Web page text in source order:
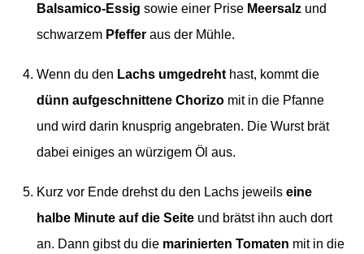
Balsamico-Essig sowie einer Prise Meersalz und
schwarzem Pfeffer aus der Mühle.
Wenn du den Lachs umgedreht hast, kommt die
dünn aufgeschnittene Chorizo mit in die Pfanne
und wird darin knusprig angebraten. Die Wurst brät
dabei einiges an würzigem Öl aus.
Kurz vor Ende drehst du den Lachs jeweils eine
halbe Minute auf die Seite und brätst ihn auch dort
an. Dann gibst du die marinierten Tomaten mit in die